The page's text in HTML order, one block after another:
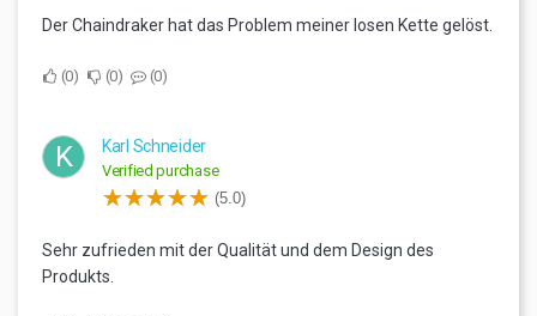
Der Chaindraker hat das Problem meiner losen Kette gelöst.
0 0 0
K Karl Schneider
Verified purchase
(5.0)
Sehr zufrieden mit der Qualität und dem Design des
Produkts.